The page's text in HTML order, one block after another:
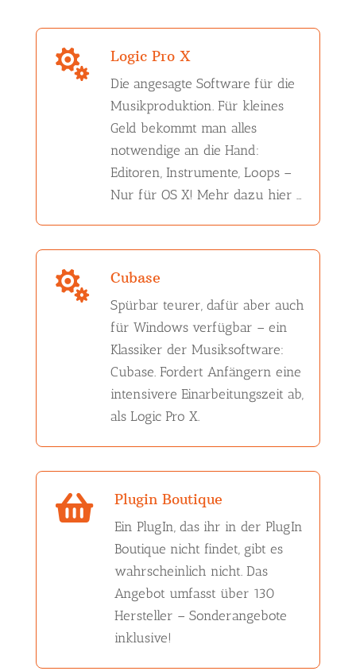
 Logic Pro X
Die angesagte Software für die
Musikproduktion. Für kleines
Geld bekommt man alles
notwendige an die Hand:
Editoren, Instrumente, Loops –
Nur für OS X! Mehr dazu hier …
 Cubase
Spürbar teurer, dafür aber auch
für Windows verfügbar – ein
Klassiker der Musiksoftware:
Cubase. Fordert Anfängern eine
intensivere Einarbeitungszeit ab,
als Logic Pro X.
 Plugin Boutique
Ein PlugIn, das ihr in der PlugIn
Boutique nicht findet, gibt es
wahrscheinlich nicht. Das
Angebot umfasst über 130
Hersteller – Sonderangebote
inklusive!